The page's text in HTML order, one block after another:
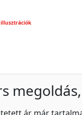
illusztrációk